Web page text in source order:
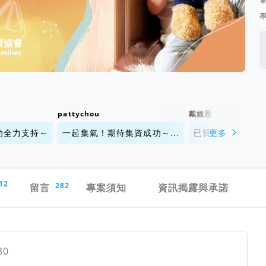
力支持～
pattychou
一起集氣！期待集資成功～...
戴婕恩
已贊助！加油！
更多
留言 282 專案須知 資訊揭露與承諾